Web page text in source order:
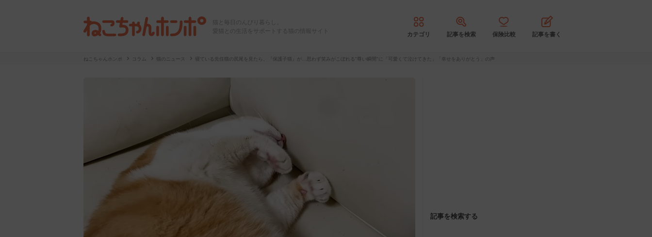
猫と毎日のんびり暮らし。
愛猫との生活をサポートする猫の情報サイト
カテゴリ 記事を検索 保険比較 記事を書く
ねこちゃんホンポ コラム 猫のニュース 寝ている先住猫の尻尾を見たら、『保護子猫』が…思わず笑みがこぼれる"尊い瞬間"に「可愛くて泣けてきた」「幸せをありがとう」の声
記事を検索する